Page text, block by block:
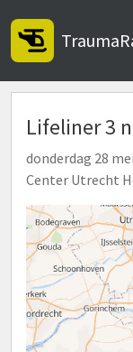
Lifeliner 3
donderdag 28
Center Utrecht